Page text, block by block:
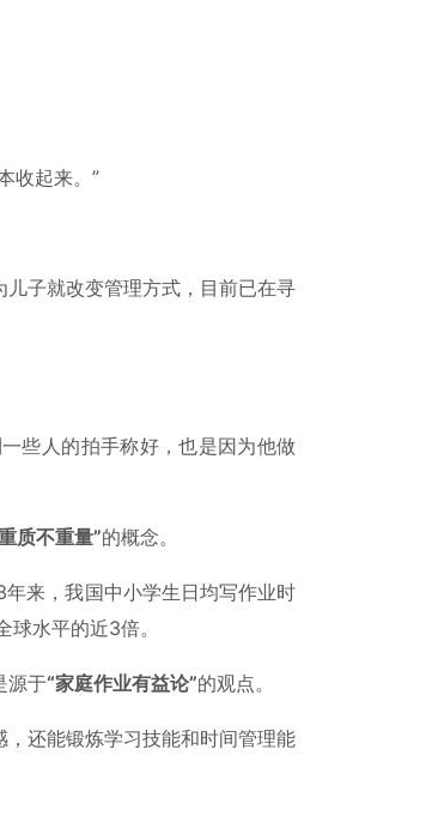
收起来。”
子就改变管理方式，目前已在寻
些人的拍手称好，也是因为他做
质不重量”的概念。
来，我国中小学生日均写作业时
水平的近3倍。
源于“家庭作业有益论”的观点。
还能锻炼学习技能和时间管理能